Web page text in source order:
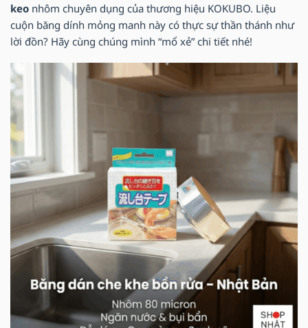
keo nhôm chuyên dụng của thương hiệu KOKUBO. Liệu
cuộn băng dính mỏng manh này có thực sự thần thánh như
lời đồn? Hãy cùng chúng mình “mổ xẻ” chi tiết nhé!